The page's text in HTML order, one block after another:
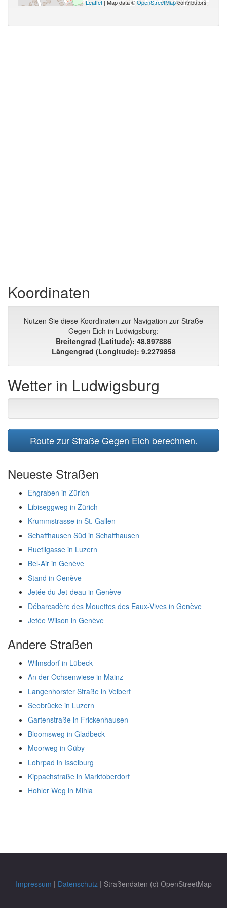
Leaflet | Map data ©OpenStreetMapcontributors
Koordinaten
Nutzen Sie diese Koordinaten zur Navigation zur Straße
Gegen Eich in Ludwigsburg:
Breitengrad (Latitude): 48.897886
Längengrad (Longitude): 9.2279858
Wetter in Ludwigsburg
Route zur Straße Gegen Eich berechnen.
Neueste Straßen
Ehgraben in Zürich
Libiseggweg in Zürich
Krummstrasse in St. Gallen
Schaffhausen Süd in Schaffhausen
Ruetligasse in Luzern
Bel-Air in Genève
Stand in Genève
Jetée du Jet-deau in Genève
Débarcadère des Mouettes des Eaux-Vives in Genève
Jetée Wilson in Genève
Andere Straßen
Wilmsdorf in Lübeck
An der Ochsenwiese in Mainz
Langenhorster Straße in Velbert
Seebrücke in Luzern
Gartenstraße in Frickenhausen
Bloomsweg in Gladbeck
Moorweg in Güby
Lohrpad in Isselburg
Kippachstraße in Marktoberdorf
Hohler Weg in Mihla
Impressum | Datenschutz| Straßendaten (c) OpenStreetMap